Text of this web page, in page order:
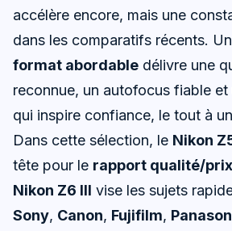
accélère encore, mais une
dans les comparatifs récents. Un
format abordable délivre une
reconnue, un autofocus fiable
qui inspire confiance, le tout à
Dans cette sélection, le Nikon
tête pour le rapport qualité/prix
Nikon Z6 III vise les sujets
Sony, Canon, Fujifilm,